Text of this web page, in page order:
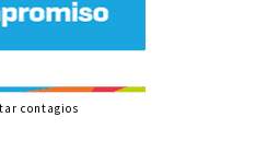
contagios